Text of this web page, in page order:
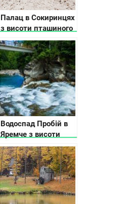
Палац в Сокиринцях
з висоти пташиного
польоту (відео)
Водоспад Пробій в
Яремче з висоти
пташиного польоту
(відео)